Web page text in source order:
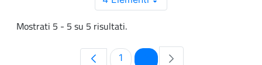
Mostrati 5 - 5 su 5 risultati.
Pagina
1 Pagina